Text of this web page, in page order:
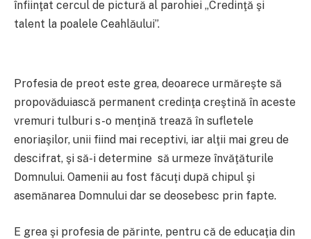
înfiinţat cercul de pictură al parohiei „Credinţă şi
talent la poalele Ceahlăului”.
Profesia de preot este grea, deoarece urmăreşte să
propovăduiască permanent credinţa creştină în aceste
vremuri tulburi s-o menţină trează în sufletele
enoriaşilor, unii fiind mai receptivi, iar alţii mai greu de
descifrat, şi să-i determine să urmeze învăţăturile
Domnului. Oamenii au fost făcuţi după chipul şi
asemănarea Domnului dar se deosebesc prin fapte.
E grea şi profesia de părinte, pentru că de educaţia din